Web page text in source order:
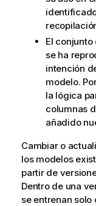
El
se ha
intención
modelo.
la lógica
columnas
añadido
Cambiar o
los modelos
partir de
Dentro de una
se entrenan